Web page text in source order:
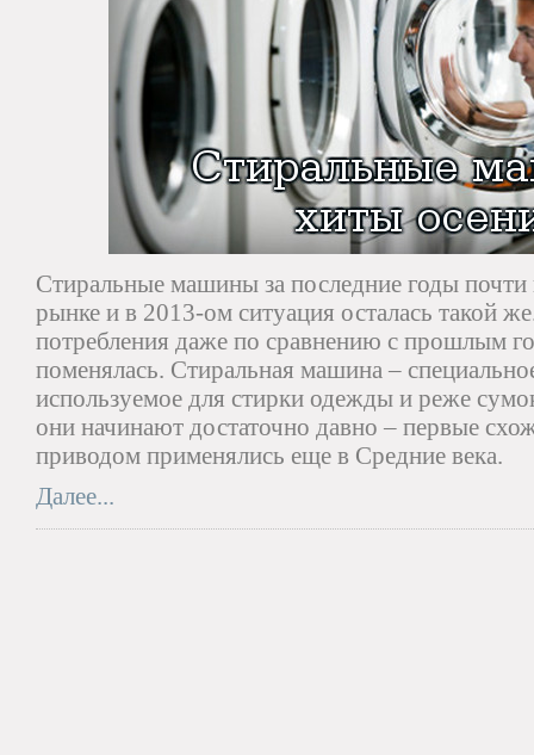
Стиральные машины за последние годы
рынке и в 2013-ом ситуация осталась такой
потребления даже по сравнению с прошлым
поменялась. Стиральная машина –
используемое для стирки одежды и реже
они начинают достаточно давно – первые
приводом применялись еще в Средние века.
Далее...